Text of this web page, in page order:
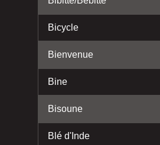
Bicycle
Bienvenue
Bine
Bisoune
Blé d'Inde